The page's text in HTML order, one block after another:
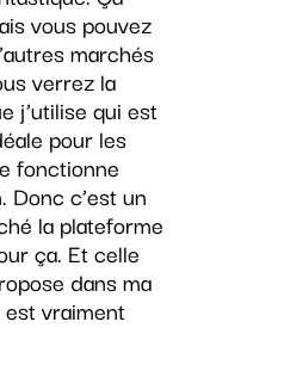
vous pouvez
marchés
verrez la
j’utilise qui est
pour les
fonctionne
Donc c’est un
la plateforme
ça. Et celle
dans ma
vraiment